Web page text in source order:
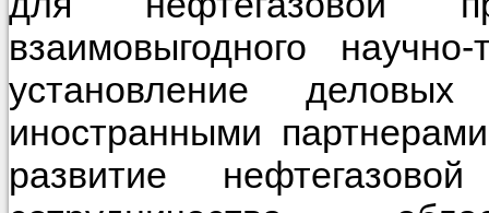
взаимовыгодного
установление
иностранными
развитие